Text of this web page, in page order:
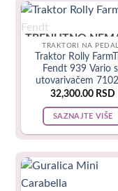
Podloga Piano je
opreme, a dolazi sa
dirkama na klaviru.
Što se moje dece
kvaliteta i
Platno je vrlo
neoštećeno.
TRENUTNO
LAGERU
TRAKTORI NA
Traktor Rolly
Fendt 939 Vario
utovarivačem
32,300.00 RSD
SAZNAJTE VIŠE